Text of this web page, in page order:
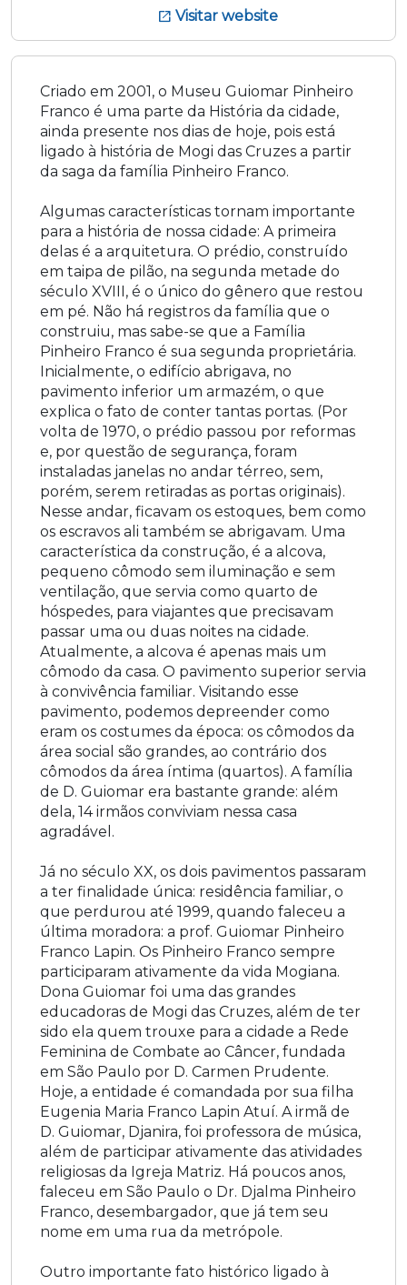
open_in_new Visitar website
Criado em 2001, o Museu Guiomar Pinheiro
Franco é uma parte da História da cidade,
ainda presente nos dias de hoje, pois está
ligado à história de Mogi das Cruzes a partir
da saga da família Pinheiro Franco.
Algumas características tornam importante
para a história de nossa cidade: A primeira
delas é a arquitetura. O prédio, construído
em taipa de pilão, na segunda metade do
século XVIII, é o único do gênero que restou
em pé. Não há registros da família que o
construiu, mas sabe-se que a Família
Pinheiro Franco é sua segunda proprietária.
Inicialmente, o edifício abrigava, no
pavimento inferior um armazém, o que
explica o fato de conter tantas portas. (Por
volta de 1970, o prédio passou por reformas
e, por questão de segurança, foram
instaladas janelas no andar térreo, sem,
porém, serem retiradas as portas originais).
Nesse andar, ficavam os estoques, bem como
os escravos ali também se abrigavam. Uma
característica da construção, é a alcova,
pequeno cômodo sem iluminação e sem
ventilação, que servia como quarto de
hóspedes, para viajantes que precisavam
passar uma ou duas noites na cidade.
Atualmente, a alcova é apenas mais um
cômodo da casa. O pavimento superior servia
à convivência familiar. Visitando esse
pavimento, podemos depreender como
eram os costumes da época: os cômodos da
área social são grandes, ao contrário dos
cômodos da área íntima (quartos). A família
de D. Guiomar era bastante grande: além
dela, 14 irmãos conviviam nessa casa
agradável.
Já no século XX, os dois pavimentos passaram
a ter finalidade única: residência familiar, o
que perdurou até 1999, quando faleceu a
última moradora: a prof. Guiomar Pinheiro
Franco Lapin. Os Pinheiro Franco sempre
participaram ativamente da vida Mogiana.
Dona Guiomar foi uma das grandes
educadoras de Mogi das Cruzes, além de ter
sido ela quem trouxe para a cidade a Rede
Feminina de Combate ao Câncer, fundada
em São Paulo por D. Carmen Prudente.
Hoje, a entidade é comandada por sua filha
Eugenia Maria Franco Lapin Atuí. A irmã de
D. Guiomar, Djanira, foi professora de música,
além de participar ativamente das atividades
religiosas da Igreja Matriz. Há poucos anos,
faleceu em São Paulo o Dr. Djalma Pinheiro
Franco, desembargador, que já tem seu
nome em uma rua da metrópole.
Outro importante fato histórico ligado à